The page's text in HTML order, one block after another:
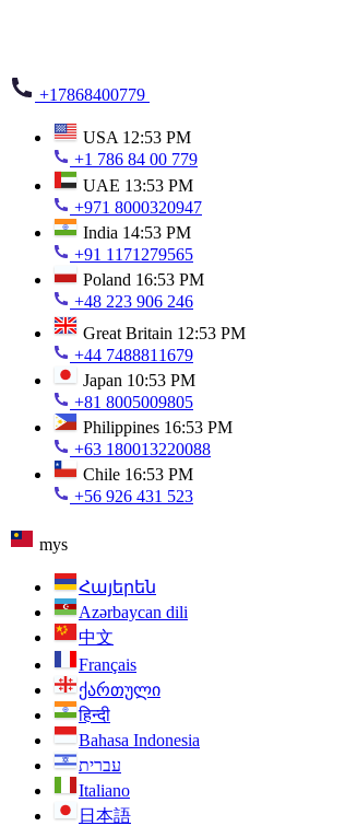
+17868400779
USA 12:53 PM
+1 786 84 00 779
UAE 13:53 PM
+971 8000320947
India 14:53 PM
+91 1171279565
Poland 16:53 PM
+48 223 906 246
Great Britain 12:53 PM
+44 7488811679
Japan 10:53 PM
+81 8005009805
Philippines 16:53 PM
+63 180013220088
Chile 16:53 PM
+56 926 431 523
mys
Հայերեն
Azərbaycan dili
中文
Français
ქართული
हिन्दी
Bahasa Indonesia
עברית
Italiano
日本語